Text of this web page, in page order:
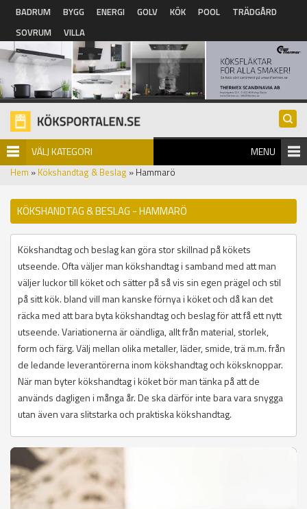
Hoppa till huvudinnehåll
BADRUM BYGG ENERGI GOLV KÖK POOL
TRÄDGÅRD
SOVRUM
VILLA
VÄLJ KATEGORI MENU
Hem » Kökshandtag & Beslag » Hammarö
KÖKSHANDTAG & BESLAG - HAMMARÖ
Kökshandtag och beslag kan göra stor skillnad på kökets
utseende. Ofta väljer man kökshandtag i samband med att man
väljer luckor till köket och sätter på så vis sin egen prägel och stil
på sitt kök. bland vill man kanske förnya i köket och då kan det
räcka med att bara byta kökshandtag och beslag för att få ett nytt
utseende. Variationerna är oändliga, allt från material, storlek,
form och färg. Välj mellan olika metaller, läder, smide, trä m.m. från
de ledande leverantörerna inom kökshandtag och köksknoppar.
När man byter kökshandtag i köket bör man tänka på att de
används dagligen i många år. De ska därför inte bara vara snygga
utan även vara slitstarka och praktiska kökshandtag.